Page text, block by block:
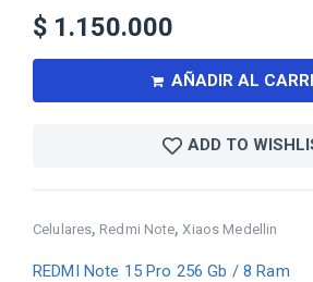
Celulares, Redmi Note,Xiaos Medellin
REDMI Note 15 Pro 256 Gb / 8 Ram
$ 1.150.000
AÑADIR AL
ADD TO